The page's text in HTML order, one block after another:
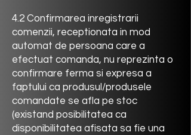
4.2 Confirmarea inregistrarii
comenzii, receptionata in mod
automat de persoana care a
efectuat comanda, nu reprezinta o
confirmare ferma si expresa a
faptului ca produsul/produsele
comandate se afla pe stoc
(existand posibilitatea ca
disponibilitatea afisata sa fie una